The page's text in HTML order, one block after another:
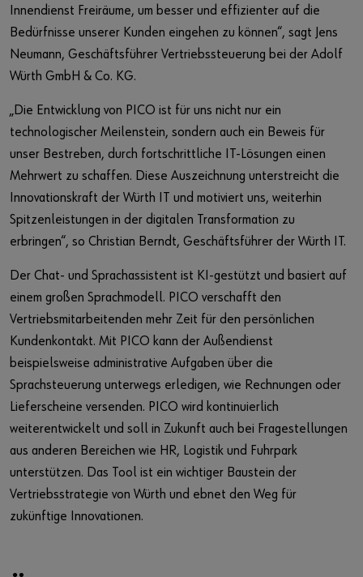
Innendienst Freiräume, um besser und effizienter auf die
Bedürfnisse unserer Kunden eingehen zu können“, sagt Jens
Neumann, Geschäftsführer Vertriebssteuerung bei der Adolf
Würth GmbH & Co. KG.
„Die Entwicklung von PICO ist für uns nicht nur ein
technologischer Meilenstein, sondern auch ein Beweis für
unser Bestreben, durch fortschrittliche IT-Lösungen einen
Mehrwert zu schaffen. Diese Auszeichnung unterstreicht die
Innovationskraft der Würth IT und motiviert uns, weiterhin
Spitzenleistungen in der digitalen Transformation zu
erbringen“, so Christian Berndt, Geschäftsführer der Würth IT.
Der Chat- und Sprachassistent ist KI-gestützt und basiert auf
einem großen Sprachmodell. PICO verschafft den
Vertriebsmitarbeitenden mehr Zeit für den persönlichen
Kundenkontakt. Mit PICO kann der Außendienst
beispielsweise administrative Aufgaben über die
Sprachsteuerung unterwegs erledigen, wie Rechnungen oder
Lieferscheine versenden. PICO wird kontinuierlich
weiterentwickelt und soll in Zukunft auch bei Fragestellungen
aus anderen Bereichen wie HR, Logistik und Fuhrpark
unterstützen. Das Tool ist ein wichtiger Baustein der
Vertriebsstrategie von Würth und ebnet den Weg für
zukünftige Innovationen.